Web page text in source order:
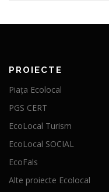
PROIECTE
Piața Ecolocal
PGS CERT
EcoLocal Turism
EcoLocal SOCIAL
EcoFals
Alte proiecte Ecolocal